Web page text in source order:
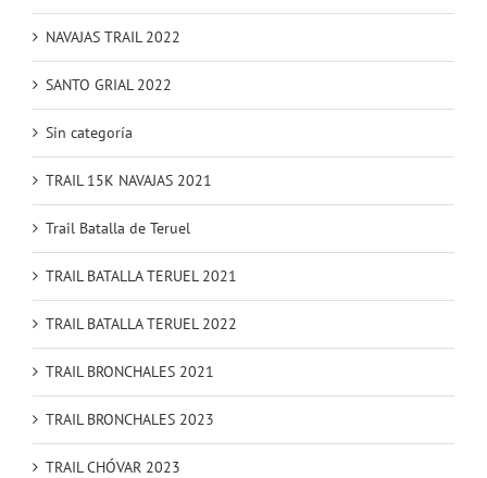
NAVAJAS TRAIL 2022
SANTO GRIAL 2022
Sin categoría
TRAIL 15K NAVAJAS 2021
Trail Batalla de Teruel
TRAIL BATALLA TERUEL 2021
TRAIL BATALLA TERUEL 2022
TRAIL BRONCHALES 2021
TRAIL BRONCHALES 2023
TRAIL CHÓVAR 2023